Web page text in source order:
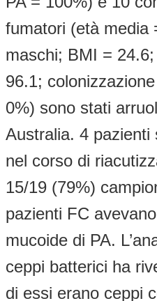
fumatori (età media
maschi; BMI =
96.1;
0%) sono stati
Australia. 4 pazienti
nel corso di
15/19 (79%)
pazienti FC
mucoide di PA.
ceppi batterici ha
di essi erano ceppi